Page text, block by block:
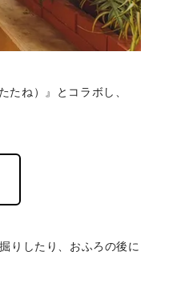
ね）』とコラボし、
りしたり、おふろの後に